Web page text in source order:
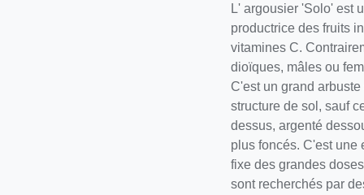
L' argousier 'Solo' est
productrice des fruits
vitamines C.
dioïques, mâles ou
C'est un grand
structure de sol, sauf
dessus, argenté
plus foncés. C'est une
fixe des grandes
fruits sont recherchés